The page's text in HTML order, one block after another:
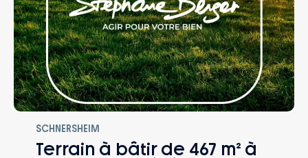
SCHNERSHEIM
Terrain à bâtir de 467 m² à